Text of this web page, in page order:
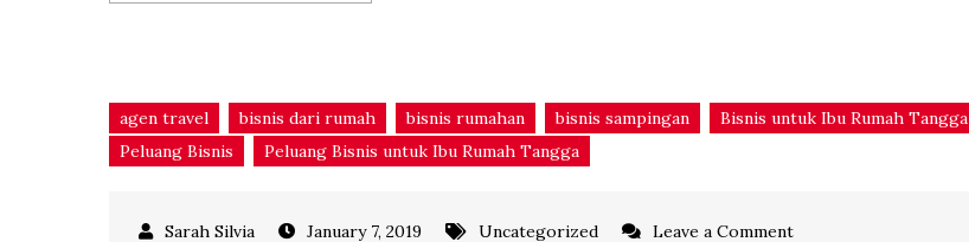
agen travel bisnis dari rumah bisnis rumahan bisnis sampingan Bisnis untuk Ibu Rumah Tangga
Peluang Bisnis
Peluang Bisnis untuk Ibu Rumah Tangga
January 7, 2019 Uncategorized Leave a Commenton